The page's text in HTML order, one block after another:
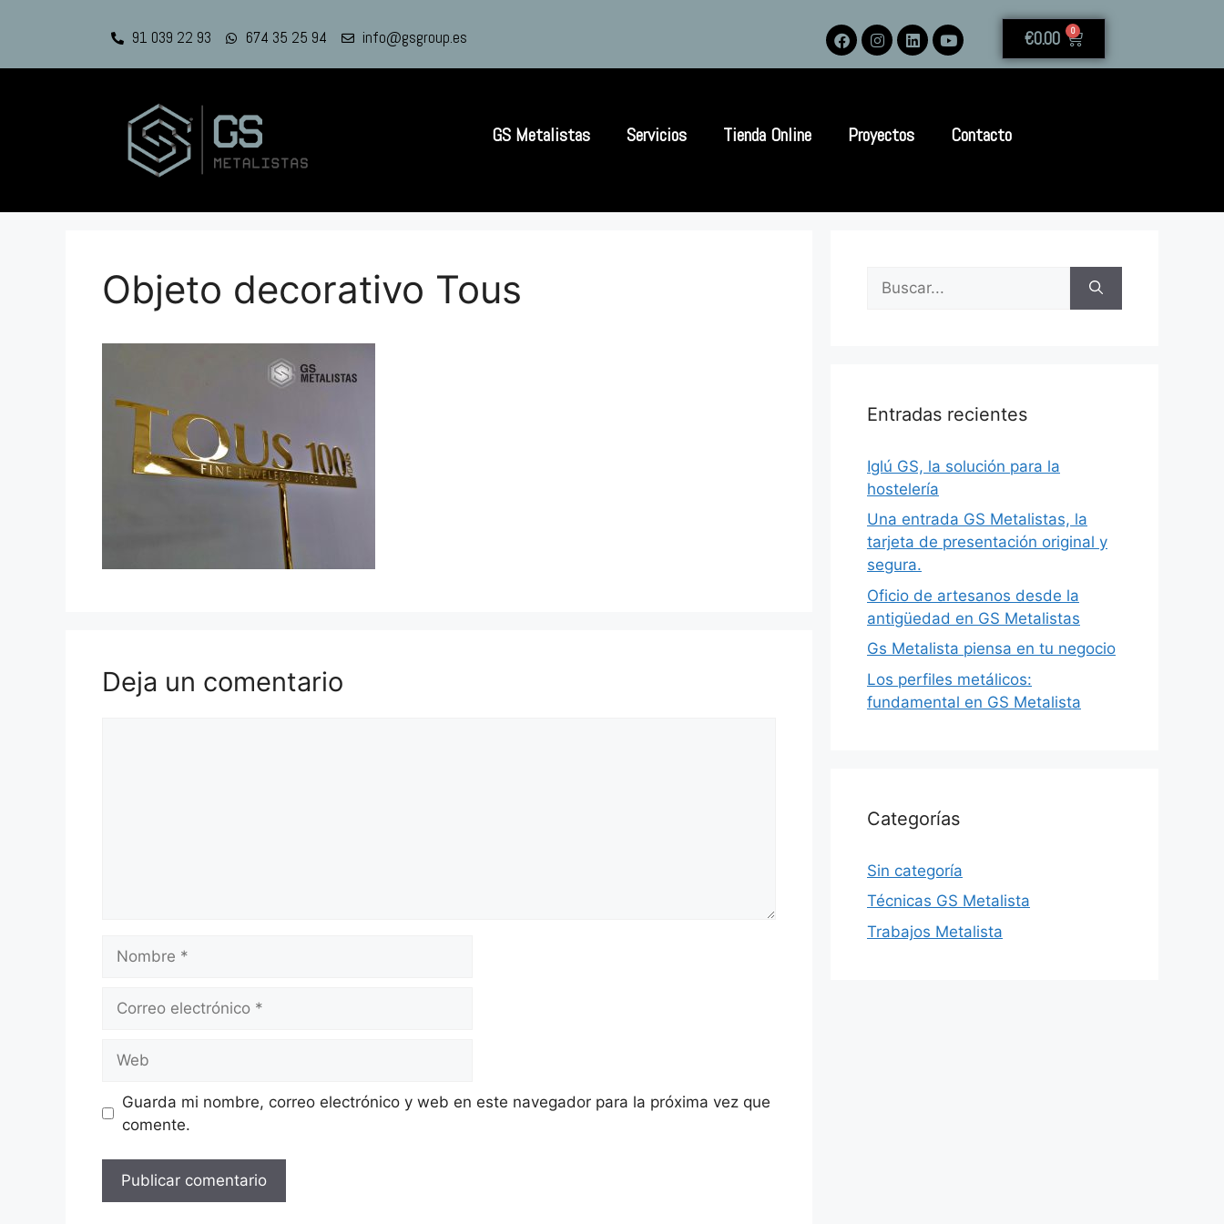
91 039 22 93 674 35 25 94 info@gsgroup.es €0.00 0
GS Metalistas Servicios Tienda Online Proyectos Contacto
Objeto decorativo Tous
Deja un comentario
Guarda mi nombre, correo electrónico y web en este navegador para la próxima vez que
comente.
Entradas recientes
Iglú GS, la solución para la
hostelería
Una entrada GS Metalistas, la
tarjeta de presentación original y
segura.
Oficio de artesanos desde la
antigüedad en GS Metalistas
Gs Metalista piensa en tu negocio
Los perfiles metálicos:
fundamental en GS Metalista
Categorías
Sin categoría
Técnicas GS Metalista
Trabajos Metalista